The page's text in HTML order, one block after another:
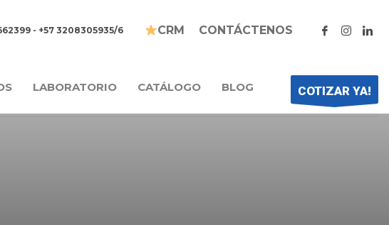
- +57 3208305935/6 CRM CONTÁCTENOS
LABORATORIO CATÁLOGO BLOG COTIZAR YA!